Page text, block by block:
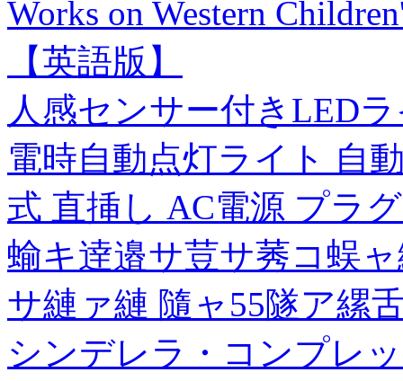
Works on Western
【英語版】
人感センサー付きLED
電時自動点灯ライト 自
式 直挿し AC電源 プラ
蝓キ逹邉サ荳サ莠コ蜈
サ縺ァ縺 隨ャ55隧ア縲
シンデレラ・コンプレ